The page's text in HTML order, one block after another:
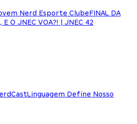
Nerd Esporte ClubeFINAL DA
E O JNEC VOA?! | JNEC 42
Linguagem Define Nosso